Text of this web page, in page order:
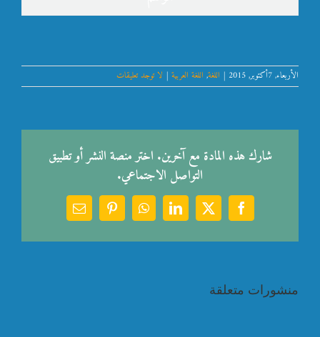
الأربعاء, 7أكتوبر, 2015 | اللغة, اللغة العربية | لا توجد تعليقات
شارك هذه المادة مع آخرين. اختر منصة النشر أو تطبيق
التواصل الاجتماعي.
Facebook
X
LinkedIn
WhatsApp
Pinterest
Email
منشورات متعلقة